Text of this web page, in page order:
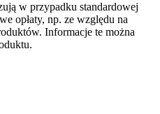
w przypadku standardowej
opłaty, np. ze względu na
Informacje te można